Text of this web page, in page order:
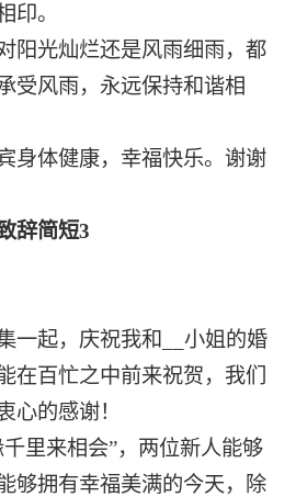
印。
阳光灿烂还是风雨细雨，都
受风雨，永远保持和谐相
身体健康，幸福快乐。谢谢
辞简短3
一起，庆祝我和__小姐的婚
在百忙之中前来祝贺，我们
心的感谢！
里来相会”，两位新人能够
够拥有幸福美满的今天，除